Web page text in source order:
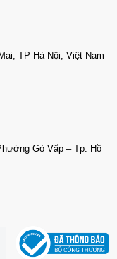
TP Hà Nội, Việt Nam
Gò Vấp – Tp. Hồ